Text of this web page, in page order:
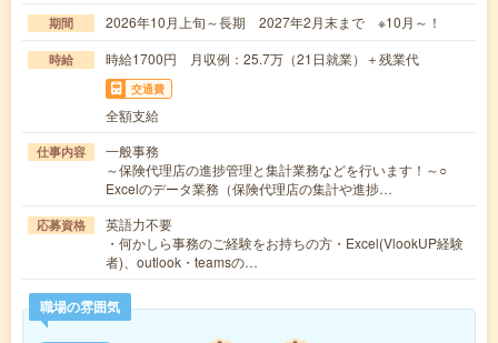
期間 2026年10月上旬～長期 2027年2月末まで ※10月～！
時給 時給1700円 月収例：25.7万（21日就業）＋残業代
交通費
全額支給
仕事内容
一般事務
～保険代理店の進捗管理と集計業務などを行います！～○
Excelのデータ業務（保険代理店の集計や進捗…
応募資格
英語力不要
・何かしら事務のご経験をお持ちの方・Excel(VlookUP経験
者)、outlook・teamsの…
職場の雰囲気